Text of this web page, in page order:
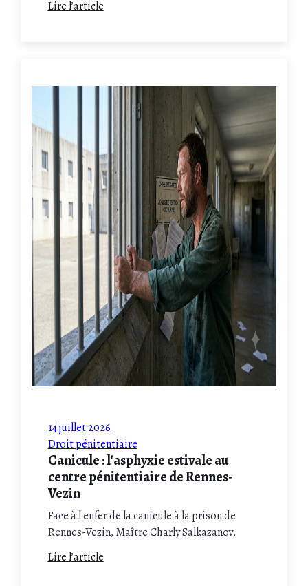
essentiel sur l'insalubrité, la surpopulation et
Lire l’article
14 juillet 2026
Droit pénitentiaire
Canicule : l'asphyxie estivale au
centre pénitentiaire de Rennes-
Vezin
Face à l'enfer de la canicule à la prison de
Rennes-Vezin, Maître Charly Salkazanov,
avocat en droit pénitentiaire du barreau du
Val-de-Marne, déploie les recours d'urgence
Lire l’article